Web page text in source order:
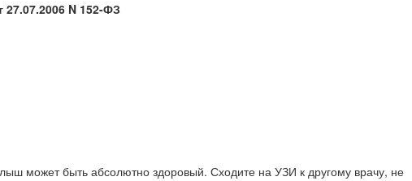
N 152-ФЗ
может быть абсолютно здоровый. Сходите на УЗИ к другому врачу, не